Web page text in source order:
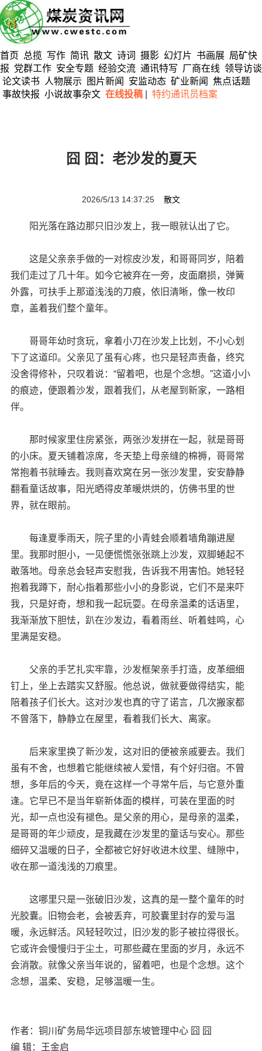
首页 总揽 写作 简讯 散文 诗词 摄影 幻灯片 书画展 局矿快
报 党群工作 安全专题 经验交流 通讯特写 厂商在线 领导访谈
论文读书
人物展示 图片新闻 安监动态 矿业新闻
焦点话题
事故快报 小说故事杂文 在线投稿 特约通讯员档案
囧 囧：老沙发的夏天
2026/5/13 14:37:25 散文
阳光落在路边那只旧沙发上，我一眼就认出了它。
这是父亲亲手做的一对棕皮沙发，和哥哥同岁，陪着
我们走过了几十年。如今它被弃在一旁，皮面磨损，弹簧
外露，可扶手上那道浅浅的刀痕，依旧清晰，像一枚印
章，盖着我们整个童年。
哥哥年幼时贪玩，拿着小刀在沙发上比划，不小心划
下了这道印。父亲见了虽有心疼，也只是轻声责备，终究
没舍得修补，只叹着说：“留着吧，也是个念想。”这道小小
的痕迹，便跟着沙发，跟着我们，从老屋到新家，一路相
伴。
那时候家里住房紧张，两张沙发拼在一起，就是哥哥
的小床。夏天铺着凉席，冬天垫上母亲缝的棉褥，哥哥常
常抱着书就睡去。我则喜欢窝在另一张沙发里，安安静静
翻看童话故事，阳光晒得皮革暖烘烘的，仿佛书里的世
界，就在眼前。
每逢夏季雨天，院子里的小青蛙会顺着墙角蹦进屋
里。我那时胆小，一见便慌慌张张跳上沙发，双脚蜷起不
敢落地。母亲总会轻声安慰我，告诉我不用害怕。她轻轻
抱着我蹲下，耐心指着那些小小的身影说，它们不是来吓
我，只是好奇，想和我一起玩耍。在母亲温柔的话语里，
我渐渐放下胆怯，趴在沙发边，看着雨丝、听着蛙鸣，心
里满是安稳。
父亲的手艺扎实牢靠，沙发框架亲手打造，皮革细细
钉上，坐上去踏实又舒服。他总说，做就要做得结实，能
陪着孩子们长大。这对沙发也真的守了诺言，几次搬家都
不曾落下，静静立在屋里，看着我们长大、离家。
后来家里换了新沙发，这对旧的便被亲戚要去。我们
虽有不舍，也想着它能继续被人爱惜，有个好归宿。不曾
想，多年后的今天，竟在这样一个寻常午后，与它意外重
逢。它早已不是当年崭新体面的模样，可装在里面的时
光，却一点也没有褪色。是父亲的用心，是母亲的温柔，
是哥哥的年少顽皮，是我藏在沙发里的童话与安心。那些
细碎又温暖的日子，全都被它好好收进木纹里、缝隙中，
收在那一道浅浅的刀痕里。
这哪里只是一张破旧沙发，这真的是一整个童年的时
光胶囊。旧物会老，会被丢弃，可胶囊里封存的爱与温
暖，永远鲜活。风轻轻吹过，旧沙发的影子被拉得很长。
它或许会慢慢归于尘土，可那些藏在里面的岁月，永远不
会消散。就像父亲当年说的，留着吧，也是个念想。这个
念想，温柔、安稳，足够温暖一生。
作者：铜川矿务局华远项目部东坡管理中心 囧 囧
编 辑：王金启